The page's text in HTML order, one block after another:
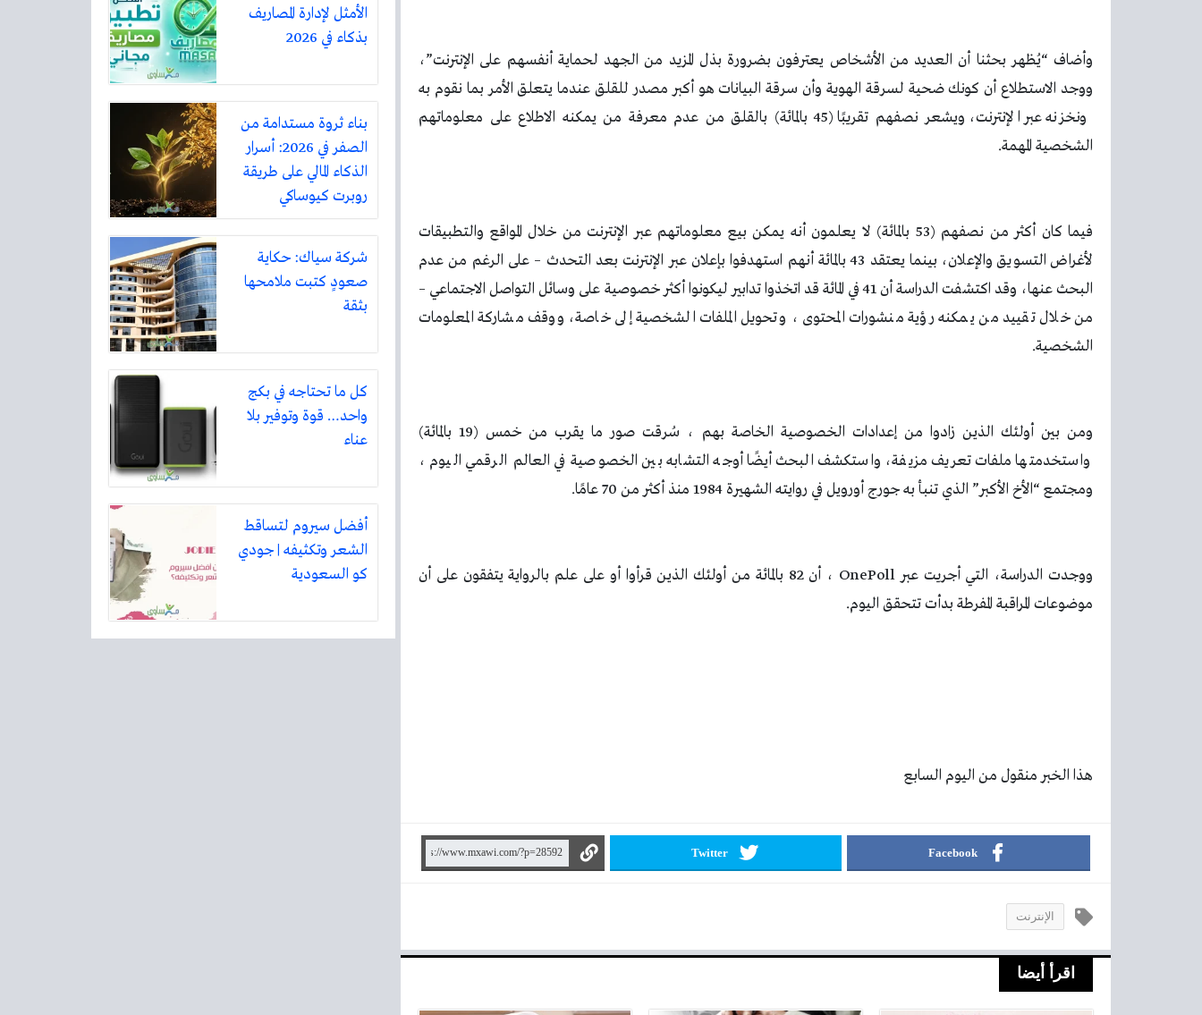
وأضاف “يُظهر بحثنا أن العديد من الأشخاص يعترفون بضرورة بذل المزيد من الجهد لحماية أنفسهم على الإنترنت”،
ووجد الاستطلاع أن كونك ضحية لسرقة الهوية وأن سرقة البيانات هو أكبر مصدر للقلق عندما يتعلق الأمر بما نقوم به
ونخزنه عبر الإنترنت، ويشعر نصفهم تقريبًا (45 بالمائة) بالقلق من عدم معرفة من يمكنه الاطلاع على معلوماتهم
الشخصية المهمة.
فيما كان أكثر من نصفهم (53 بالمائة) لا يعلمون أنه يمكن بيع معلوماتهم عبر الإنترنت من خلال المواقع والتطبيقات
لأغراض التسويق والإعلان، بينما يعتقد 43 بالمائة أنهم استهدفوا بإعلان عبر الإنترنت بعد التحدث – على الرغم من عدم
البحث عنها، وقد اكتشفت الدراسة أن 41 في المائة قد اتخذوا تدابير ليكونوا أكثر خصوصية على وسائل التواصل الاجتماعي –
من خلال تقييد من يمكنه رؤية منشورات المحتوى ، وتحويل الملفات الشخصية إلى خاصة، ووقف مشاركة المعلومات
الشخصية.
ومن بين أولئك الذين زادوا من إعدادات الخصوصية الخاصة بهم ، سُرقت صور ما يقرب من خمس (19 بالمائة)
واستخدمتها ملفات تعريف مزيفة، واستكشف البحث أيضًا أوجه التشابه بين الخصوصية في العالم الرقمي اليوم ،
ومجتمع “الأخ الأكبر” الذي تنبأ به جورج أورويل في روايته الشهيرة 1984 منذ أكثر من 70 عامًا.
ووجدت الدراسة، التي أجريت عبر OnePoll ، أن 82 بالمائة من أولئك الذين قرأوا أو على علم بالرواية يتفقون على أن
موضوعات المراقبة المفرطة بدأت تتحقق اليوم.
هذا الخبر منقول من اليوم السابع
Facebook
Twitter
الإنترنت
اقرأ أيضا
الأمثل لإدارة المصاريف
بذكاء في 2026
بناء ثروة مستدامة من
الصفر في 2026: أسرار
الذكاء المالي على طريقة
روبرت كيوساكي
شركة سياك: حكاية
صعودٍ كتبت ملامحها
بثقة
كل ما تحتاجه في بكج
واحد… قوة وتوفير بلا
عناء
أفضل سيروم لتساقط
الشعر وتكثيفه | جودي
كو السعودية